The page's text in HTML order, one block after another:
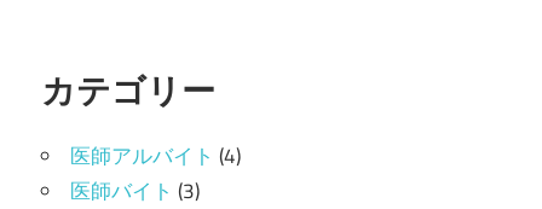
カテゴリー
医師アルバイト (4)
医師バイト (3)